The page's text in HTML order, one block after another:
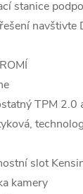
stanice
TPM 2.0
slot
kamery